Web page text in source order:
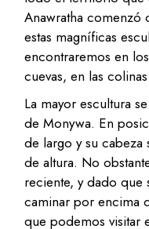
Anawratha comenzó
estas magníficas
encontraremos en
cuevas, en las
La mayor escultura
de Monywa. En
de largo y su cabeza
de altura. No
reciente, y dado que
caminar por encima
que podemos visitar